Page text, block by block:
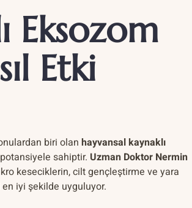
Eksozom
Etki
biri olan hayvansal kaynaklı
sahiptir. Uzman Doktor Nermin
keseciklerin, cilt gençleştirme ve yara
iyi şekilde uyguluyor.